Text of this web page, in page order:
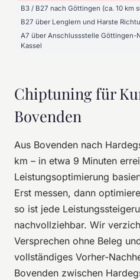
B3 / B27 nach Göttingen (ca. 10 km
B27 über Lenglern und Harste
A7 über Anschlussstelle Göttingen-
Kassel
Chiptuning für
Bovenden
Aus Bovenden nach
km – in etwa 9 Minuten
Leistungsoptimierung
Erst messen, dann
so ist jede
nachvollziehbar. Wir
Versprechen ohne Beleg
vollständiges Vorher-
Bovenden zwischen